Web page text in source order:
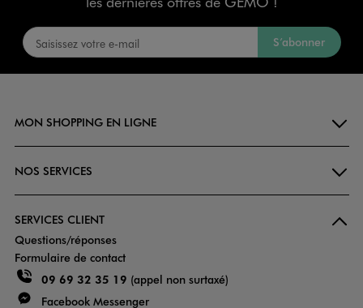
S’abonner
MON SHOPPING EN LIGNE
NOS SERVICES
SERVICES CLIENT
Questions/réponses
Formulaire de contact
09 69 32 35 19 (appel non surtaxé)
Facebook Messenger